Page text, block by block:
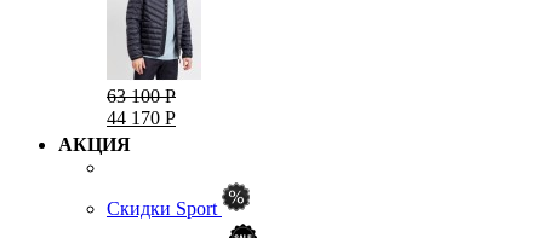
63 100 Р
44 170 Р
АКЦИЯ
Скидки Sport